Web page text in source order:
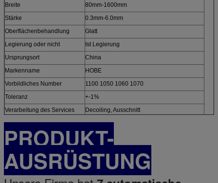
Breite
80mm-1600mm
Stärke
0.3mm-6.0mm
Oberflächenbehandlung
Glatt
Legierung oder nicht
Ist Legierung
Ursprungsort
China
Markenname
HOBE
Vorbildliches Number
1100 1050 1060 1070
Toleranz
+-1%
Verarbeitung des Services
Decoiling, Ausschnitt
PRODUKT-
AUSRÜSTUNG